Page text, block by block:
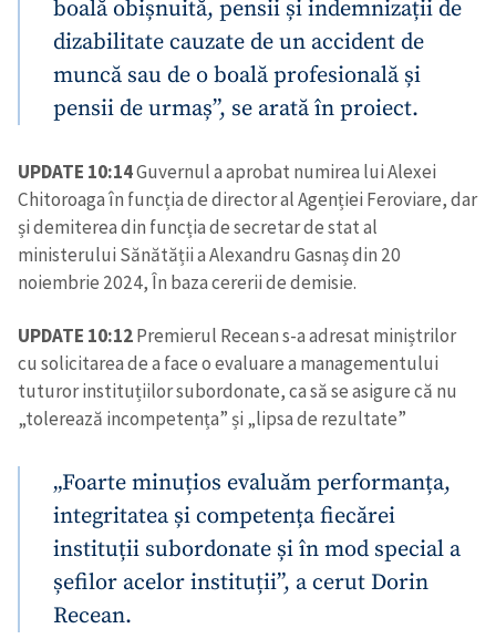
boală obișnuită, pensii și indemnizații de
dizabilitate cauzate de un accident de
muncă sau de o boală profesională și
pensii de urmaș”, se arată în proiect.
UPDATE 10:14Guvernul a aprobat numirea lui Alexei
Chitoroaga în funcția de director al Agenției Feroviare, dar
și demiterea din funcția de secretar de stat al
ministerului Sănătății a Alexandru Gasnaș din 20
noiembrie 2024, În baza cererii de demisie.
UPDATE 10:12Premierul Recean s-a adresat miniștrilor
cu solicitarea de a face o evaluare a managementului
tuturor instituțiilor subordonate, ca să se asigure că nu
„tolerează incompetența” și „lipsa de rezultate”
„Foarte minuțios evaluăm performanța,
integritatea și competența fiecărei
instituții subordonate și în mod special a
șefilor acelor instituții”, a cerut Dorin
Recean.